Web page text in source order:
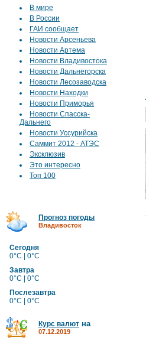
В мире
В России
ГАИ сообщает
Новости Арсеньева
Новости Артема
Новости Владивостока
Новости Дальнегорска
Новости Лесозаводска
Новости Находки
Новости Приморья
Новости Спасска-
Дальнего
Новости Уссурийска
Саммит 2012 - АТЭС
Эксклюзив
Это интересно
Топ 100
Прогноз погоды
Владивосток
Сегодня
0°C | 0°C
Завтра
0°C | 0°C
Послезавтра
0°C | 0°C
Курс валют на
07.12.2019